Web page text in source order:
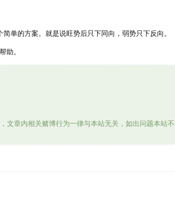
的方案。就是说旺势后只下同向，弱势只下反向。
。
文章内相关赌博行为一律与本站无关，如出问题本站